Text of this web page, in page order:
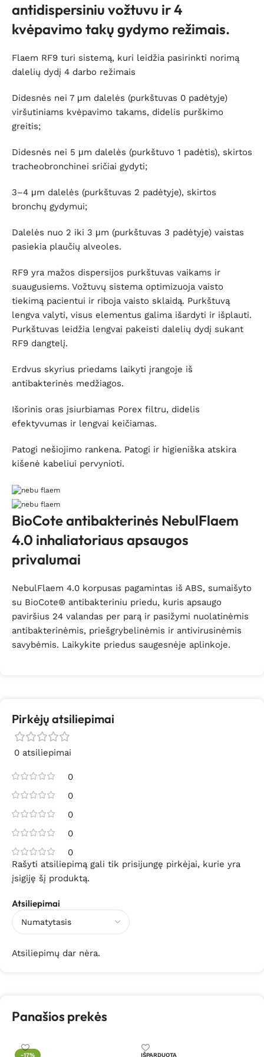
antidispersiniu vožtuvu ir 4
kvėpavimo takų gydymo režimais.
Flaem RF9 turi sistemą, kuri leidžia pasirinkti norimą
dalelių dydį 4 darbo režimais
Didesnės nei 7 μm dalelės (purkštuvas 0 padėtyje)
viršutiniams kvėpavimo takams, didelis purškimo
greitis;
Didesnės nei 5 μm dalelės (purkštuvo 1 padėtis), skirtos
tracheobronchinei sričiai gydyti;
3–4 μm dalelės (purkštuvas 2 padėtyje), skirtos
bronchų gydymui;
Dalelės nuo 2 iki 3 μm (purkštuvas 3 padėtyje) vaistas
pasiekia plaučių alveoles.
RF9 yra mažos dispersijos purkštuvas vaikams ir
suaugusiems. Vožtuvų sistema optimizuoja vaisto
tiekimą pacientui ir riboja vaisto sklaidą. Purkštuvą
lengva valyti, visus elementus galima išardyti ir išplauti.
Purkštuvas leidžia lengvai pakeisti dalelių dydį sukant
RF9 dangtelį.
Erdvus skyrius priedams laikyti įrangoje iš
antibakterinės medžiagos.
Išorinis oras įsiurbiamas Porex filtru, didelis
efektyvumas ir lengvai keičiamas.
Patogi nešiojimo rankena. Patogi ir higieniška atskira
kišenė kabeliui pervynioti.
BioCote antibakterinės NebulFlaem
4.0 inhaliatoriaus apsaugos
privalumai
NebulFlaem 4.0 korpusas pagamintas iš ABS, sumaišyto
su BioCote® antibakteriniu priedu, kuris apsaugo
paviršius 24 valandas per parą ir pasižymi nuolatinėmis
antibakterinėmis, priešgrybelinėmis ir antivirusinėmis
savybėmis. Laikykite priedus saugesnėje aplinkoje.
Pirkėjų atsiliepimai
0 atsiliepimai
0
0
0
0
0
Atsiliepimai
Atsiliepimų dar nėra.
Rašyti atsiliepimą gali tik prisijungę pirkėjai, kurie yra
įsigiję šį produktą.
Panašios prekės
-17% IŠPARDUOTA